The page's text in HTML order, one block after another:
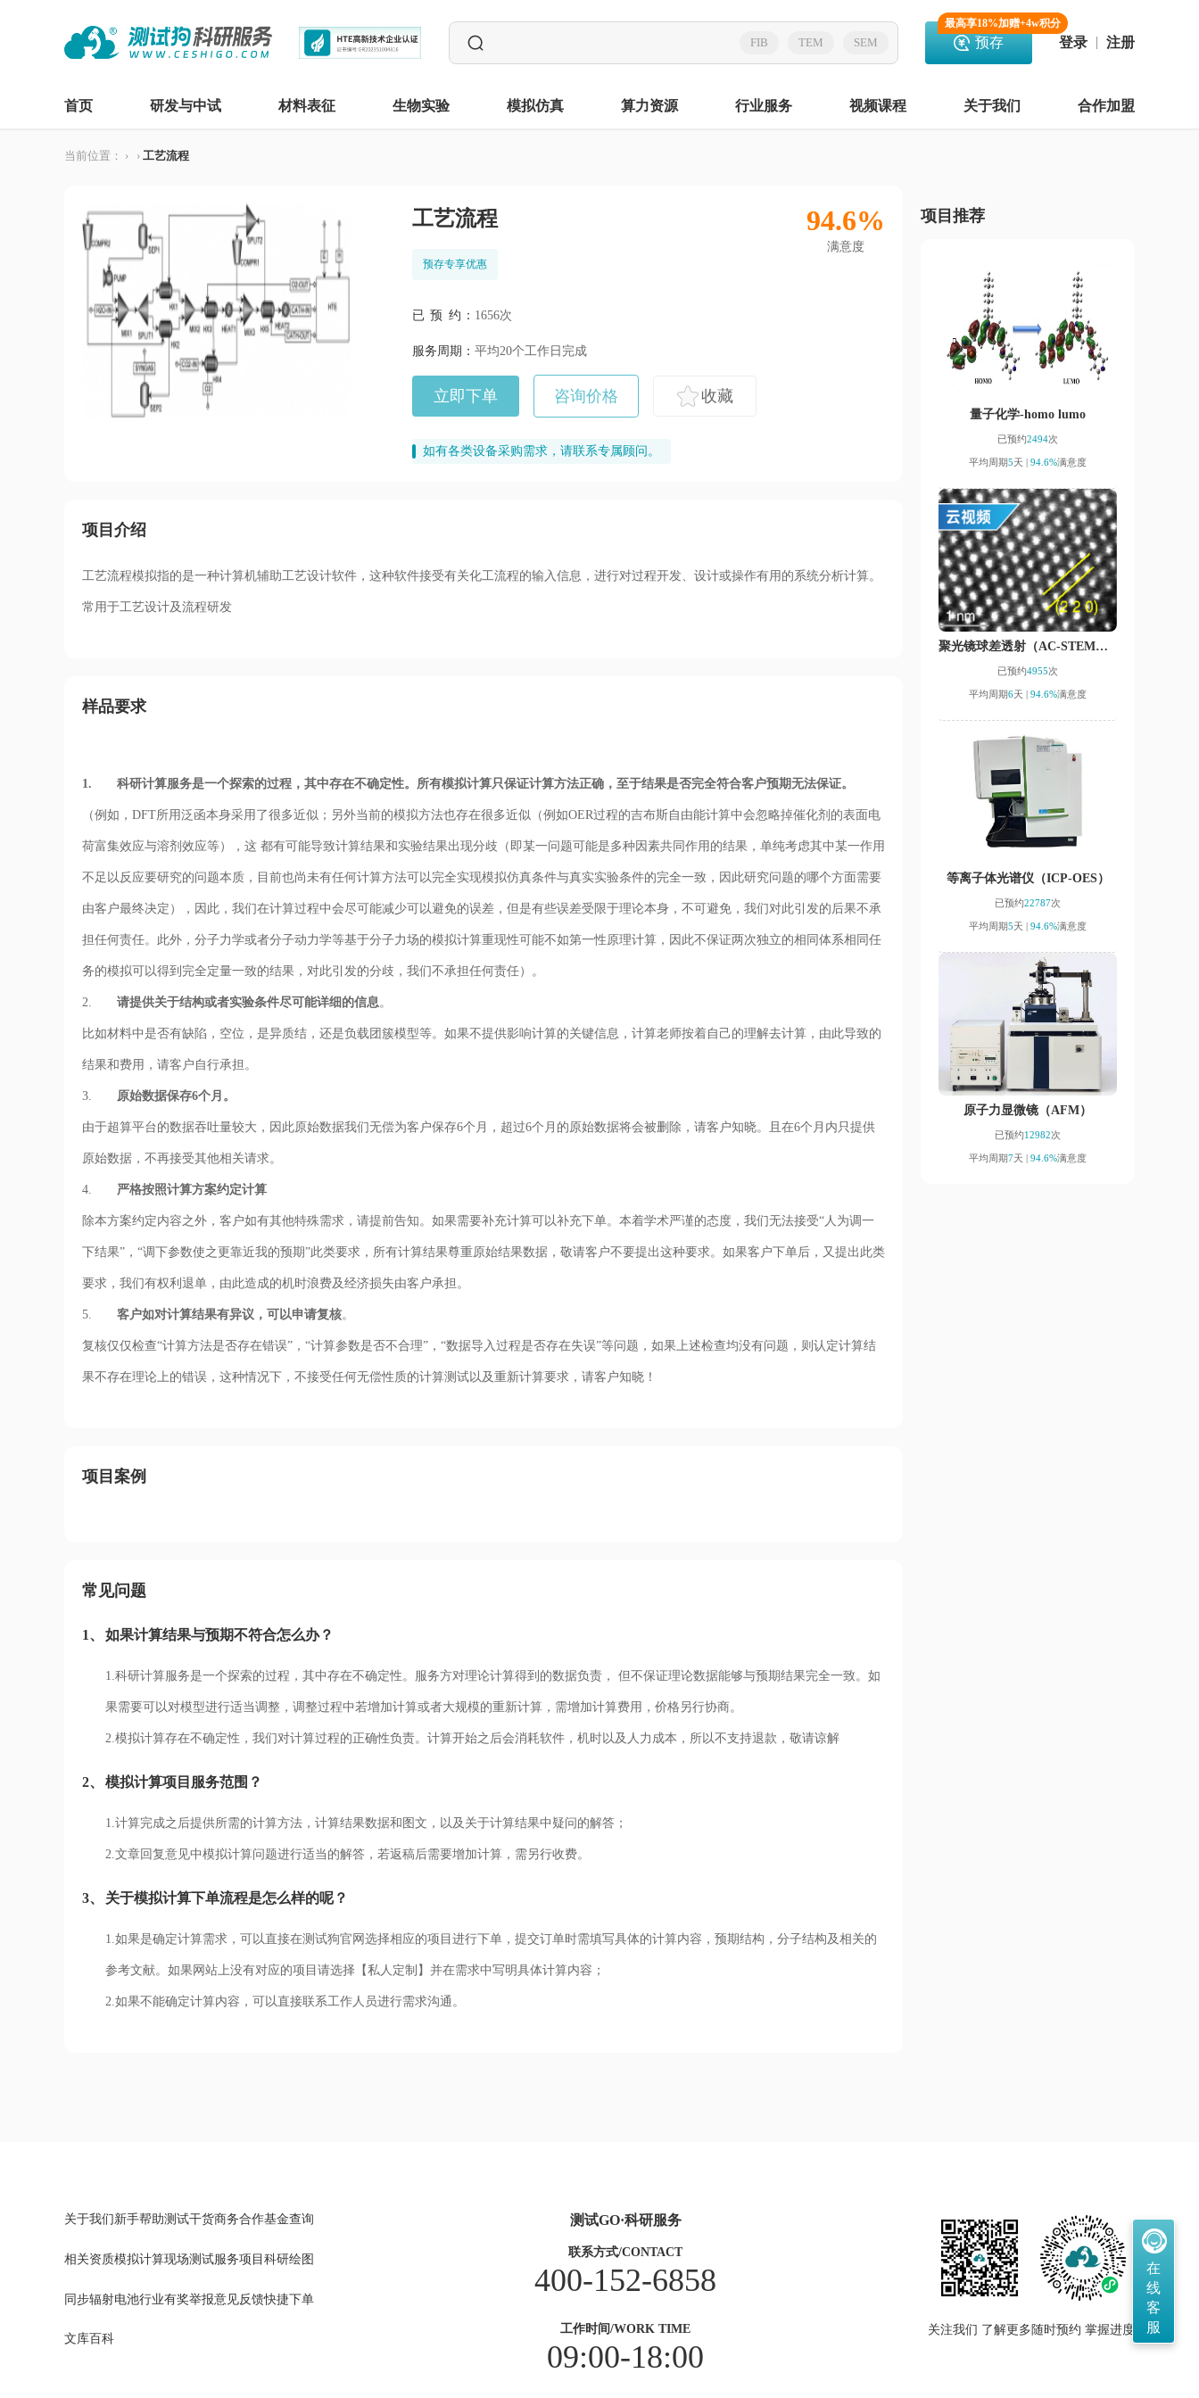
FIB TEM SEM
最高享18%加赠+4w积分
预存 登录 注册
首页 研发与中试 材料表征 生物实验 模拟仿真 算力资源 行业服务 视频课程 关于我们 合作加盟
当前位置： › › 工艺流程
94.6%
满意度
工艺流程
预存专享优惠
已 预 约： 1656次
服务周期： 平均20个工作日完成
立即下单 咨询价格 收藏
如有各类设备采购需求，请联系专属顾问。
项目介绍
工艺流程模拟指的是一种计算机辅助工艺设计软件，这种软件接受有关化工流程的输入信息，进行对过程开发、设计或操作有用的系统分析计算。
常用于工艺设计及流程研发
样品要求
1. 科研计算服务是一个探索的过程，其中存在不确定性。所有模拟计算只保证计算方法正确，至于结果是否完全符合客户预期无法保证。
（例如，DFT所用泛函本身采用了很多近似；另外当前的模拟方法也存在很多近似（例如OER过程的吉布斯自由能计算中会忽略掉催化剂的表面电
荷富集效应与溶剂效应等），这 都有可能导致计算结果和实验结果出现分歧（即某一问题可能是多种因素共同作用的结果，单纯考虑其中某一作用
不足以反应要研究的问题本质，目前也尚未有任何计算方法可以完全实现模拟仿真条件与真实实验条件的完全一致，因此研究问题的哪个方面需要
由客户最终决定），因此，我们在计算过程中会尽可能减少可以避免的误差，但是有些误差受限于理论本身，不可避免，我们对此引发的后果不承
担任何责任。此外，分子力学或者分子动力学等基于分子力场的模拟计算重现性可能不如第一性原理计算，因此不保证两次独立的相同体系相同任
务的模拟可以得到完全定量一致的结果，对此引发的分歧，我们不承担任何责任）。
2. 请提供关于结构或者实验条件尽可能详细的信息。
比如材料中是否有缺陷，空位，是异质结，还是负载团簇模型等。如果不提供影响计算的关键信息，计算老师按着自己的理解去计算，由此导致的
结果和费用，请客户自行承担。
3. 原始数据保存6个月。
由于超算平台的数据吞吐量较大，因此原始数据我们无偿为客户保存6个月，超过6个月的原始数据将会被删除，请客户知晓。且在6个月内只提供
原始数据，不再接受其他相关请求。
4. 严格按照计算方案约定计算
除本方案约定内容之外，客户如有其他特殊需求，请提前告知。如果需要补充计算可以补充下单。本着学术严谨的态度，我们无法接受“人为调一
下结果”，“调下参数使之更靠近我的预期”此类要求，所有计算结果尊重原始结果数据，敬请客户不要提出这种要求。如果客户下单后，又提出此类
要求，我们有权利退单，由此造成的机时浪费及经济损失由客户承担。
5. 客户如对计算结果有异议，可以申请复核。
复核仅仅检查“计算方法是否存在错误”，“计算参数是否不合理”，“数据导入过程是否存在失误”等问题，如果上述检查均没有问题，则认定计算结
果不存在理论上的错误，这种情况下，不接受任何无偿性质的计算测试以及重新计算要求，请客户知晓！
项目案例
常见问题
1、 如果计算结果与预期不符合怎么办？
1.科研计算服务是一个探索的过程，其中存在不确定性。服务方对理论计算得到的数据负责， 但不保证理论数据能够与预期结果完全一致。如
果需要可以对模型进行适当调整，调整过程中若增加计算或者大规模的重新计算，需增加计算费用，价格另行协商。
2.模拟计算存在不确定性，我们对计算过程的正确性负责。计算开始之后会消耗软件，机时以及人力成本，所以不支持退款，敬请谅解
2、 模拟计算项目服务范围？
1.计算完成之后提供所需的计算方法，计算结果数据和图文，以及关于计算结果中疑问的解答；
2.文章回复意见中模拟计算问题进行适当的解答，若返稿后需要增加计算，需另行收费。
3、 关于模拟计算下单流程是怎么样的呢？
1.如果是确定计算需求，可以直接在测试狗官网选择相应的项目进行下单，提交订单时需填写具体的计算内容，预期结构，分子结构及相关的
参考文献。如果网站上没有对应的项目请选择【私人定制】并在需求中写明具体计算内容；
2.如果不能确定计算内容，可以直接联系工作人员进行需求沟通。
项目推荐
量子化学-homo lumo
已预约2494次
平均周期5天 | 94.6%满意度
聚光镜球差透射（AC-STEM）-云现场
已预约4955次
平均周期6天 | 94.6%满意度
等离子体光谱仪（ICP-OES）
已预约22787次
平均周期5天 | 94.6%满意度
原子力显微镜（AFM）
已预约12982次
平均周期7天 | 94.6%满意度
关于我们 新手帮助测试干货商务合作基金查询
相关资质模拟计算现场测试服务项目 科研绘图
同步辐射电池行业有奖举报意见反馈快捷下单
文库百科
测试GO·科研服务
联系方式/CONTACT
400-152-6858
工作时间/WORK TIME
09:00-18:00
关注我们 了解更多 随时预约 掌握进度
在
线
客
服